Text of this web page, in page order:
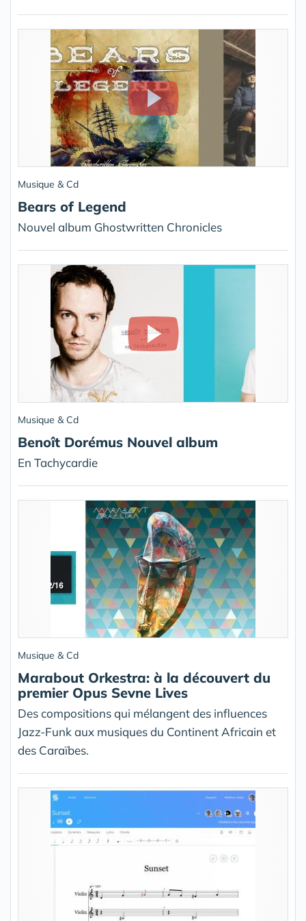
Musique & Cd
Bears of Legend
Nouvel album Ghostwritten Chronicles
Musique & Cd
Benoît Dorémus Nouvel album
En Tachycardie
Musique & Cd
Marabout Orkestra: à la découvert du
premier Opus Sevne Lives
Des compositions qui mélangent des influences
Jazz-Funk aux musiques du Continent Africain et
des Caraïbes.